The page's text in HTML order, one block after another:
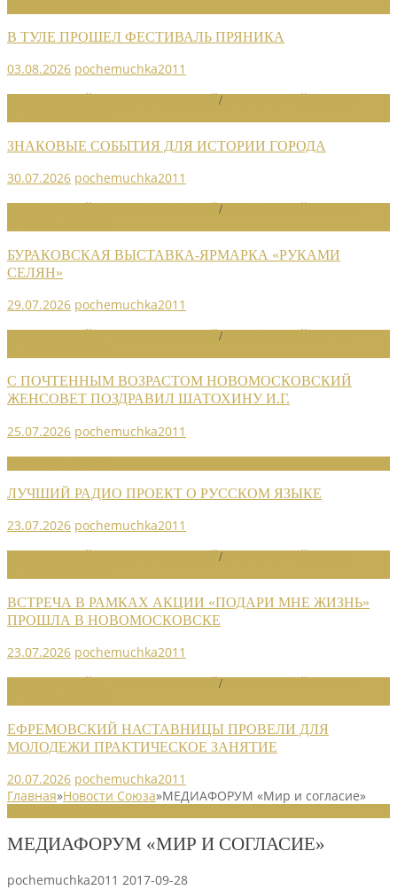
В ТУЛЕ ПРОШЕЛ ФЕСТИВАЛЬ ПРЯНИКА
03.08.2026 pochemuchka2011
/
ЗНАКОВЫЕ СОБЫТИЯ ДЛЯ ИСТОРИИ ГОРОДА
30.07.2026 pochemuchka2011
/
БУРАКОВСКАЯ ВЫСТАВКА-ЯРМАРКА «РУКАМИ
СЕЛЯН»
29.07.2026 pochemuchka2011
/
С ПОЧТЕННЫМ ВОЗРАСТОМ НОВОМОСКОВСКИЙ
ЖЕНСОВЕТ ПОЗДРАВИЛ ШАТОХИНУ И.Г.
25.07.2026 pochemuchka2011
ЛУЧШИЙ РАДИО ПРОЕКТ О РУССКОМ ЯЗЫКЕ
23.07.2026 pochemuchka2011
/
ВСТРЕЧА В РАМКАХ АКЦИИ «ПОДАРИ МНЕ ЖИЗНЬ»
ПРОШЛА В НОВОМОСКОВСКЕ
23.07.2026 pochemuchka2011
/
ЕФРЕМОВСКИЙ НАСТАВНИЦЫ ПРОВЕЛИ ДЛЯ
МОЛОДЕЖИ ПРАКТИЧЕСКОЕ ЗАНЯТИЕ
20.07.2026 pochemuchka2011
Главная»Новости Союза»МЕДИАФОРУМ «Мир и согласие»
МЕДИАФОРУМ «МИР И СОГЛАСИЕ»
pochemuchka2011 2017-09-28